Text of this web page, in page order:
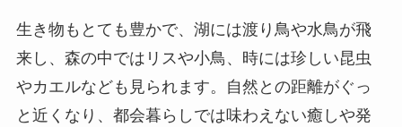
生き物もとても豊かで、湖には渡り鳥や水鳥が飛
来し、森の中ではリスや小鳥、時には珍しい昆虫
やカエルなども見られます。自然との距離がぐっ
と近くなり、都会暮らしでは味わえない癒しや発